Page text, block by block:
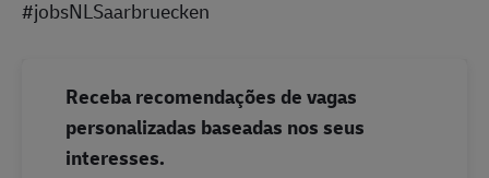
#jobsNLSaarbruecken
Receba recomendações de vagas
personalizadas baseadas nos seus
interesses.